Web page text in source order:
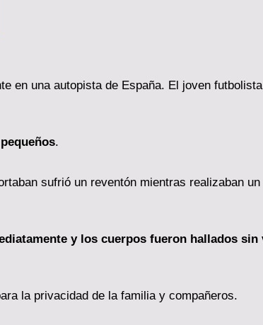
en una autopista de España. El joven
.
sufrió un reventón mientras realizaban un
y los cuerpos fueron hallados sin
la privacidad de la familia y compañeros.